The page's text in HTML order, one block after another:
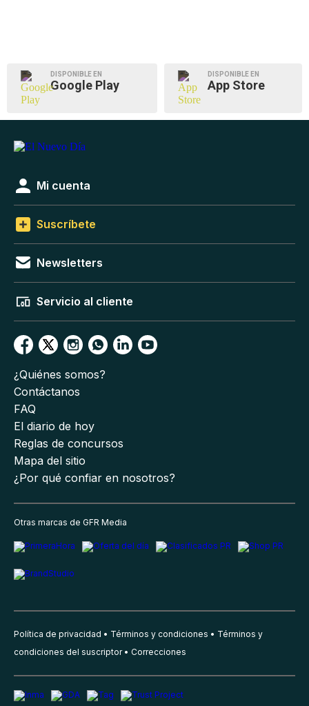
DISPONIBLE EN
Google Play
DISPONIBLE EN
App Store
Mi cuenta
Suscríbete
Newsletters
Servicio al cliente
¿Quiénes somos?
Contáctanos
FAQ
El diario de hoy
Reglas de concursos
Mapa del sitio
¿Por qué confiar en nosotros?
Otras marcas de GFR Media
Política de privacidad Términos y condiciones
Términos y
condiciones del suscriptor
Correcciones